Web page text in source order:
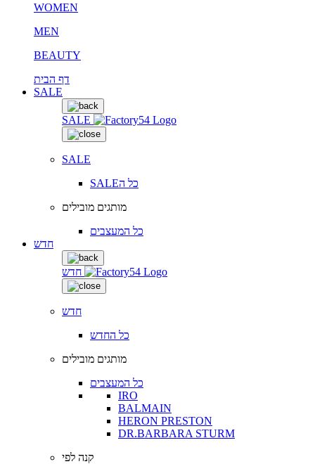
WOMEN
MEN
BEAUTY
דף הבית
SALE
SALE
SALE
SALEכל ה
מותגים מובילים
כל המעצבים
חדש
חדש
חדש
כל החדש
מותגים מובילים
כל המעצבים
IRO
BALMAIN
HERON PRESTON
DR.BARBARA STURM
קנה לפי